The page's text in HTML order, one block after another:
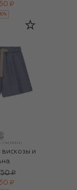
₽
%
вискозы и
₽
₽